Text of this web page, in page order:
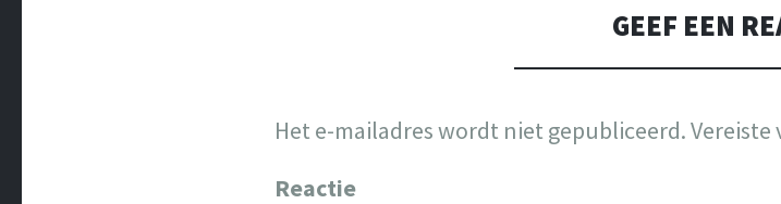
GEEF EEN
Het e-mailadres wordt niet gepubliceerd.Vereiste
Reactie